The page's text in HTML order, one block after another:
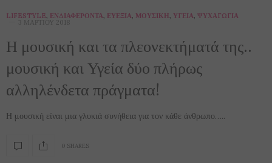
LIFESTYLE, ΕΝΔΙΑΦΈΡΟΝΤΑ, ΕΥΕΞΊΑ, ΜΟΥΣΙΚΉ, ΥΓΕΊΑ, ΨΥΧΑΓΩΓΊΑ
3 ΜΑΡΤΊΟΥ 2018
Η μουσική και τα πλεονεκτήματά της..
μουσική και Υγεία δύο πλήρως
αλληλένδετα πράγματα!
Η μουσική είναι μια γλυκιά συνήθεια για τον κάθε άνθρωπο…..
0 SHARES